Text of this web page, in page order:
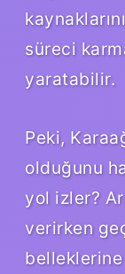
süreci
yaratabilir.
Peki,
olduğunu
yol izler?
verirken
belleklerine